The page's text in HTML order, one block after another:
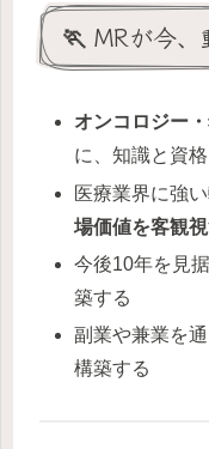
🏃 MRが今、
オンコロジー
に、知識と資
医療業界に強
場価値を客観視
今後10年を見
築する
副業や兼業を通
構築する